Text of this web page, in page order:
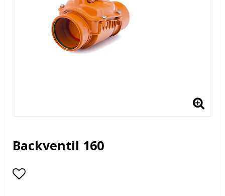
Backventil 160